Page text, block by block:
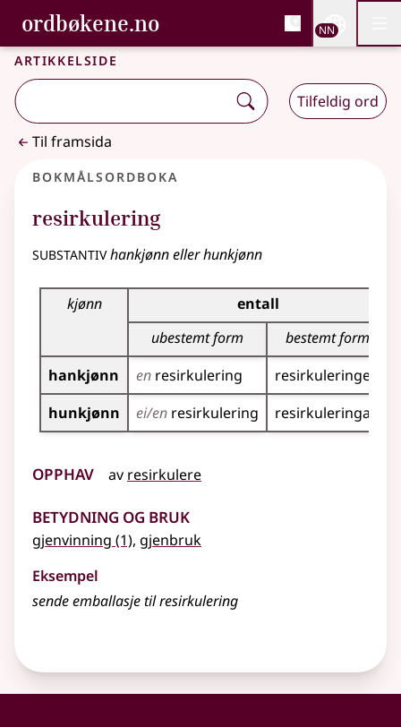
Gå til hovudinnhald
Tilgjenge
ordbøkene.no, Bokmålsordboka og
Bokmålsordboka og Nynorskordboka
NN
Artikkelside
Tilfeldig ord
Til framsida
Bokmålsordboka
resirkulering
substantivhankjønn eller hunkjønn
Bøyingstabell for dette substantivet
kjønn
entall
ubestemt form
bestemt form
hankjønn
en resirkulering resirkuleringen
hunkjønn
ei/en resirkulering resirkuleringa
Opphav av resirkulere
Betydning og bruk
gjenvinning (1), gjenbruk
Eksempel
sende emballasje til resirkulering